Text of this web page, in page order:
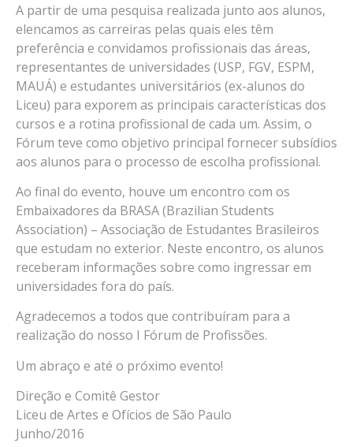
A partir de uma pesquisa realizada junto aos alunos,
elencamos as carreiras pelas quais eles têm
preferência e convidamos profissionais das áreas,
representantes de universidades (USP, FGV, ESPM,
MAUÁ) e estudantes universitários (ex-alunos do
Liceu) para exporem as principais características dos
cursos e a rotina profissional de cada um. Assim, o
Fórum teve como objetivo principal fornecer subsídios
aos alunos para o processo de escolha profissional.
Ao final do evento, houve um encontro com os
Embaixadores da BRASA (Brazilian Students
Association) – Associação de Estudantes Brasileiros
que estudam no exterior. Neste encontro, os alunos
receberam informações sobre como ingressar em
universidades fora do país.
Agradecemos a todos que contribuíram para a
realização do nosso I Fórum de Profissões.
Um abraço e até o próximo evento!
Direção e Comitê Gestor
Liceu de Artes e Ofícios de São Paulo
Junho/2016